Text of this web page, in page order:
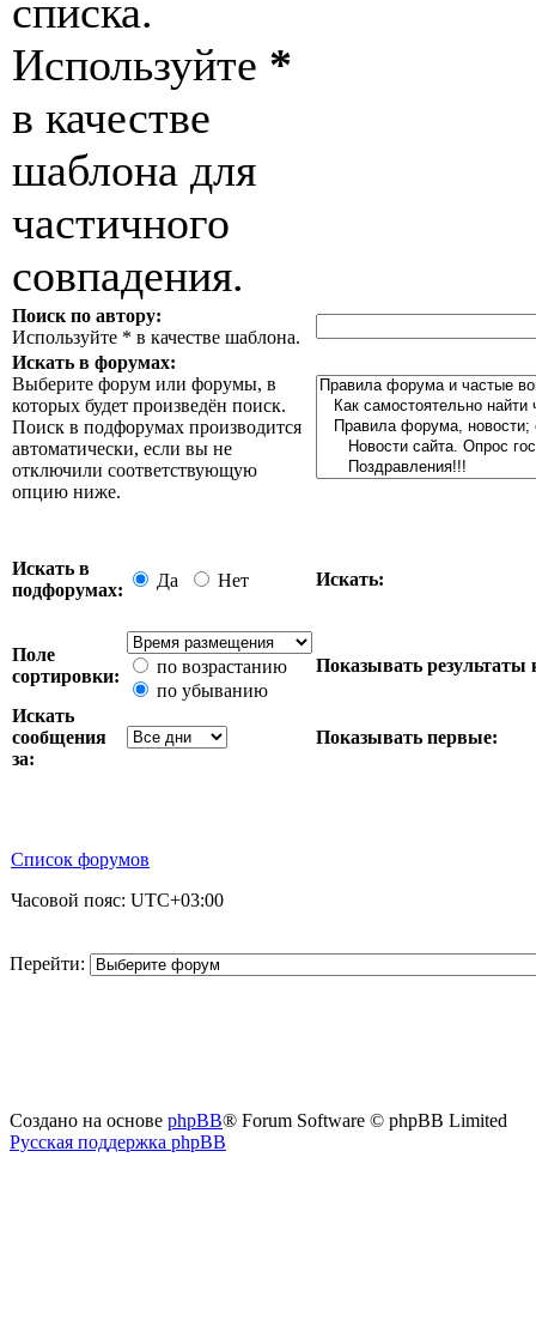
списка.
Используйте *
в качестве
шаблона для
частичного
совпадения.
Поиск по автору:
Используйте * в качестве шаблона.
Искать в форумах:
Выберите форум или форумы, в
которых будет произведён поиск.
Поиск в подфорумах производится
автоматически, если вы не
отключили соответствующую
опцию ниже.
Искать в
подфорумах:
Да Нет Искать:
Поле
сортировки:
по возрастанию
по убыванию
Показывать результаты
Искать
сообщения
за:
Показывать первые:
Список форумов
Часовой пояс: UTC+03:00
Перейти:
Создано на основе phpBB® Forum Software © phpBB Limited
Русская поддержка phpBB